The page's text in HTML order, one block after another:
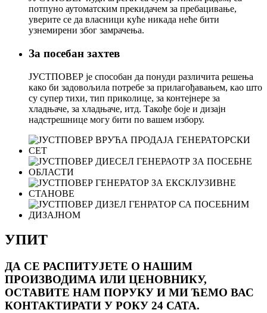
потпуно аутоматским прекидачем за пребацивање,
уверите се да власници куће никада неће бити
узнемирени због замрачења.
За посебан захтев
ЈУСТПОВЕР је способан да понуди различита решења
како би задовољила потребе за прилагођавањем, као што
су супер тихи, тип приколице, за контејнере за
хладњаче, за хладњаче, итд. Такође боје и дизајн
надстрешнице могу бити по вашем избору.
УПИТ
ДА СЕ РАСПИТУЈЕТЕ О НАШИМ
ПРОИЗВОДИМА ИЛИ ЦЕНОВНИКУ,
ОСТАВИТЕ НАМ ПОРУКУ И МИ ЋЕМО ВАС
КОНТАКТИРАТИ У РОКУ 24 САТА.